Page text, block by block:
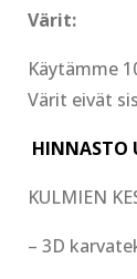
Värit:
Käytämme
Värit eivät
HINNASTO
KULMIEN
– 3D